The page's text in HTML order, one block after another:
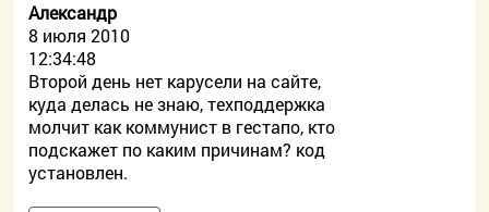
Александр
8 июля 2010
12:34:48
Второй день нет карусели на сайте,
куда делась не знаю, техподдержка
молчит как коммунист в гестапо, кто
подскажет по каким причинам? код
установлен.